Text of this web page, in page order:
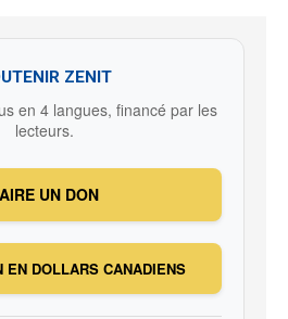
ZENIT
en 4 langues, financé par les
lecteurs.
UN DON
EN DOLLARS CANADIENS